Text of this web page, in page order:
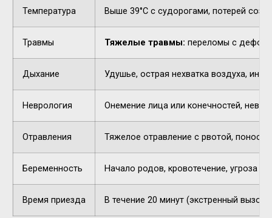
Температура Выше 39°C с судорогами, потерей
Травмы Тяжелые травмы: переломы с
Дыхание Удушье, острая нехватка воздуха,
Неврология Онемение лица или конечностей,
Отравления Тяжелое отравление с рвотой,
Беременность Начало родов, кровотечение, угроза
Время приезда В течение 20 минут (экстренный вызов).